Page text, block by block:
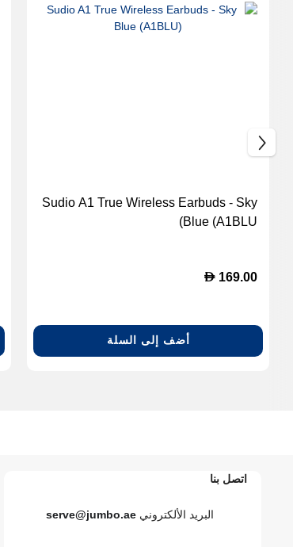
Sudio A1 True Wireless Earbuds - Sky
Blue (A1BLU)
D 169.00
أضف إلى السلة
اتصل بنا
البريد الألكتروني serve@jumbo.ae